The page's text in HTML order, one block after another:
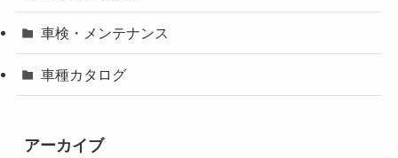
車検・メンテナンス
車種カタログ
アーカイブ